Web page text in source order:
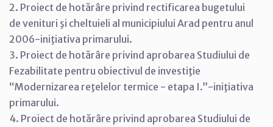
2. Proiect de hotărâre privind rectificarea bugetului
de venituri şi cheltuieli al municipiului Arad pentru anul
2006-iniţiativa primarului.
3. Proiect de hotărâre privind aprobarea Studiului de
Fezabilitate pentru obiectivul de investiţie
“Modernizarea reţelelor termice - etapa I.”-iniţiativa
primarului.
4. Proiect de hotărâre privind aprobarea Studiului de